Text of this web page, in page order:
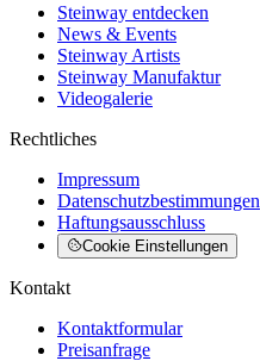
Steinway entdecken
News & Events
Steinway Artists
Steinway Manufaktur
Videogalerie
Rechtliches
Impressum
Datenschutzbestimmungen
Haftungsausschluss
Cookie Einstellungen
Kontakt
Kontaktformular
Preisanfrage